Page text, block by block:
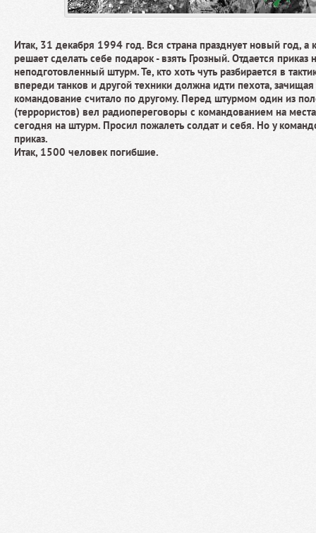
Итак, 31 декабря 1994 год. Вся страна празднует новый год, а
решает сделать себе подарок - взять Грозный. Отдается приказ
неподготовленный штурм. Те, кто хоть чуть разбирается в
впереди танков и другой техники должна идти пехота,
командование считало по другому. Перед штурмом один из
(террористов) вел радиопереговоры с командованием на
сегодня на штурм. Просил пожалеть солдат и себя. Но у
приказ.
Итак, 1500 человек погибшие.